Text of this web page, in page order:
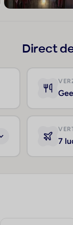
Direct
7